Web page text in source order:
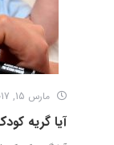
مارس 15, 2017
آیا گریه